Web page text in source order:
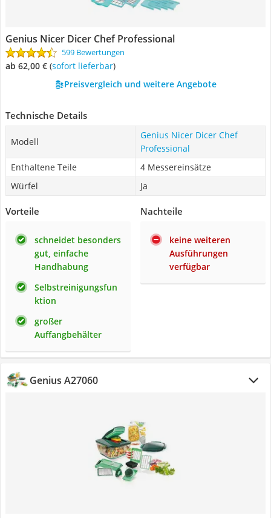
Genius Nicer Dicer Chef Professional
599 Bewertungen
ab 62,00 € ( Sofort lieferbar)
Preisvergleich und weitere Angebote
Technische Details
Modell
Genius Nicer Dicer Chef
Professional
Enthaltene Teile
4 Messereinsätze
Würfel
Ja
Vorteile
schneidet besonders
gut, einfache
Handhabung
Selbstreinigungsfun
ktion
großer
Auffangbehälter
Nachteile
keine weiteren
Ausführungen
verfügbar
Genius A27060